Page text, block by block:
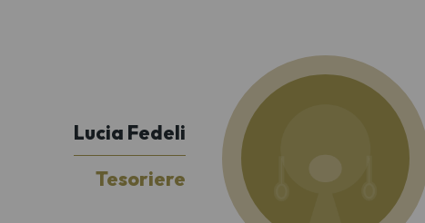
Lucia Fedeli
Tesoriere